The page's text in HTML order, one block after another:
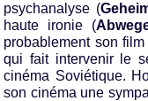
psychanalyse (
haute ironie (
probablement son film
qui fait intervenir le
cinéma Soviétique.
son cinéma une